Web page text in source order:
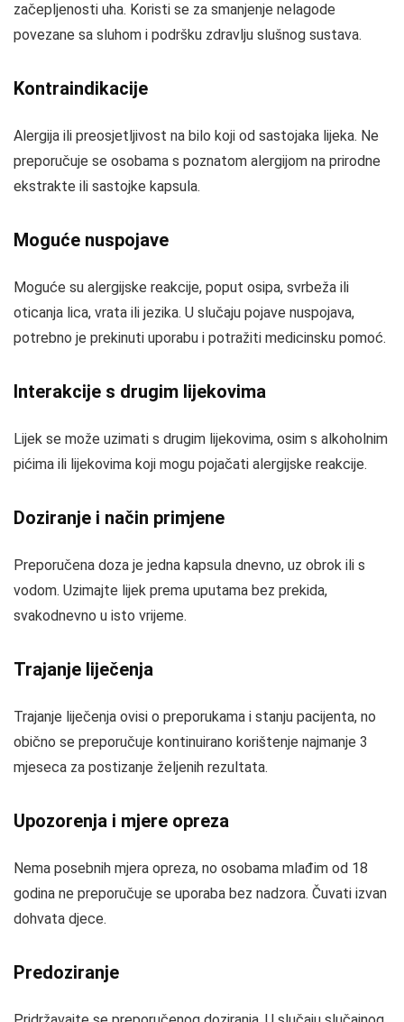
začepljenosti uha. Koristi se za smanjenje nelagode
povezane sa sluhom i podršku zdravlju slušnog sustava.
Kontraindikacije
Alergija ili preosjetljivost na bilo koji od sastojaka lijeka. Ne
preporučuje se osobama s poznatom alergijom na prirodne
ekstrakte ili sastojke kapsula.
Moguće nuspojave
Moguće su alergijske reakcije, poput osipa, svrbeža ili
oticanja lica, vrata ili jezika. U slučaju pojave nuspojava,
potrebno je prekinuti uporabu i potražiti medicinsku pomoć.
Interakcije s drugim lijekovima
Lijek se može uzimati s drugim lijekovima, osim s alkoholnim
pićima ili lijekovima koji mogu pojačati alergijske reakcije.
Doziranje i način primjene
Preporučena doza je jedna kapsula dnevno, uz obrok ili s
vodom. Uzimajte lijek prema uputama bez prekida,
svakodnevno u isto vrijeme.
Trajanje liječenja
Trajanje liječenja ovisi o preporukama i stanju pacijenta, no
obično se preporučuje kontinuirano korištenje najmanje 3
mjeseca za postizanje željenih rezultata.
Upozorenja i mjere opreza
Nema posebnih mjera opreza, no osobama mlađim od 18
godina ne preporučuje se uporaba bez nadzora. Čuvati izvan
dohvata djece.
Predoziranje